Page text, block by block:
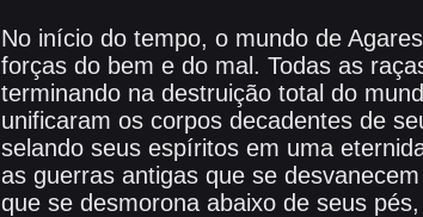
No início do tempo, o mundo de
forças do bem e do mal. Todas as
terminando na destruição total do
unificaram os corpos decadentes de
selando seus espíritos em uma
as guerras antigas que se
que se desmorona abaixo de seus